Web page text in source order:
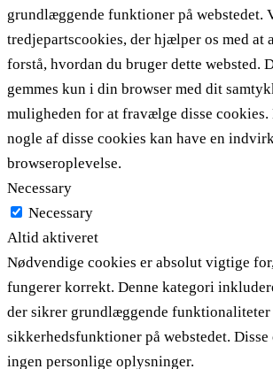
grundlæggende funktioner på webstedet.
tredjepartscookies, der hjælper os med at
forstå, hvordan du bruger dette websted.
gemmes kun i din browser med dit
muligheden for at fravælge disse
nogle af disse cookies kan have en
browseroplevelse.
Necessary
Necessary
Altid aktiveret
Nødvendige cookies er absolut vigtige
fungerer korrekt. Denne kategori
der sikrer grundlæggende funktionaliteter
sikkerhedsfunktioner på webstedet. Disse
ingen personlige oplysninger.